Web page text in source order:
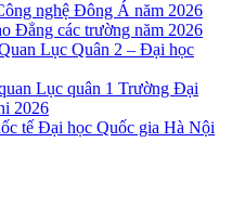
nghệ Đông Á năm 2026
Đẳng các trường năm 2026
Lục Quân 2 – Đại học
Lục quân 1 Trường Đại
2026
tế Đại học Quốc gia Hà Nội